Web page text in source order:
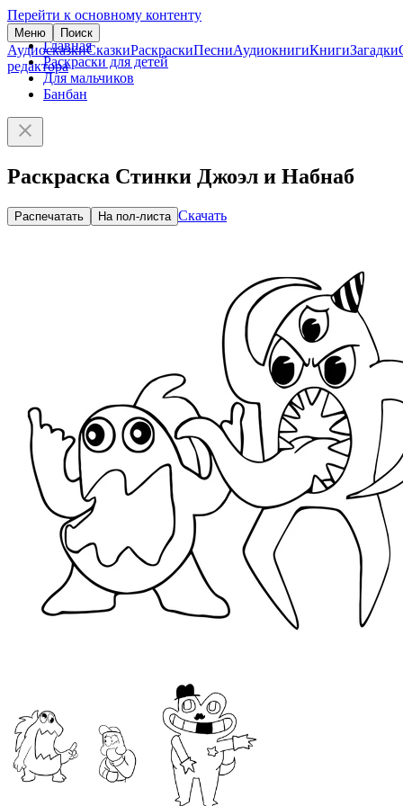
Перейти к основному контенту
Меню Поиск
АудиосказкиСказкиРаскраскиПесниАудиокнигиКнигиЗагадки
редактора
Главная
Раскраски для детей
Для мальчиков
Банбан
Раскраска Стинки Джоэл и Набнаб
Распечатать На пол-листа Скачать